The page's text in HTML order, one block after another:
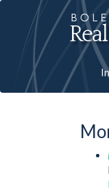
Salto
rápiso
la